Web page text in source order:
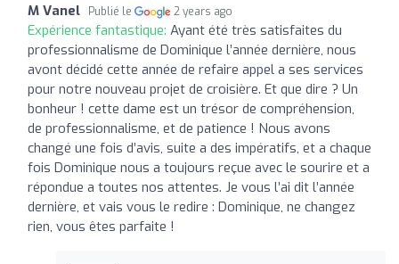
M Vanel Publié le 2 years ago
Expérience fantastique: Ayant été très satisfaites du
professionnalisme de Dominique l’année dernière, nous
avont décidé cette année de refaire appel a ses services
pour notre nouveau projet de croisière. Et que dire ? Un
bonheur ! cette dame est un trésor de compréhension,
de professionnalisme, et de patience ! Nous avons
changé une fois d’avis, suite a des impératifs, et a chaque
fois Dominique nous a toujours reçue avec le sourire et a
répondue a toutes nos attentes. Je vous l’ai dit l’année
dernière, et vais vous le redire : Dominique, ne changez
rien, vous êtes parfaite !